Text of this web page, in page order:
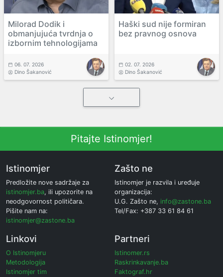
Milorad Dodik i
obmanjujuća tvrdnja o
izbornim tehnologijama
06. 07. 2026
Dino Šakanović
Haški sud nije formiran
bez pravnog osnova
02. 07. 2026
Dino Šakanović
Pitajte Istinomjer!
Istinomjer
Predložite nove sadržaje za
istinomjer.ba, ili upozorite na
neodgovornost političara.
Pišite nam na:
istinomjer@zastone.ba
Zašto ne
Istinomjer je razvila i uređuje
organizacija:
U.G. Zašto ne, info@zastone.ba
Tel/Fax: +387 33 61 84 61
Linkovi
O Istinomjeru
Metodologija
Istinomjer tim
Partneri
Istinomer.rs
Raskrinkavanje.ba
Faktograf.hr